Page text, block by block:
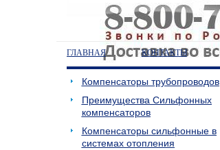
ГЛАВНАЯ КОНТАКТЫ
Компенсаторы трубопроводов
Преимущества Сильфонных
компенсаторов
Компенсаторы сильфонные в
системах отопления